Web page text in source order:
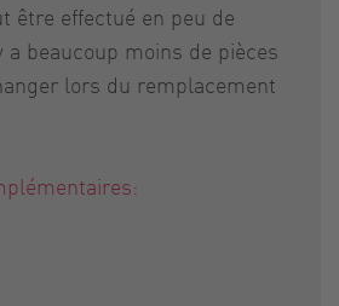
être effectué en peu de
beaucoup moins de pièces
lors du remplacement